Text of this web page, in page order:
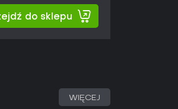
do sklepu
WIĘCEJ